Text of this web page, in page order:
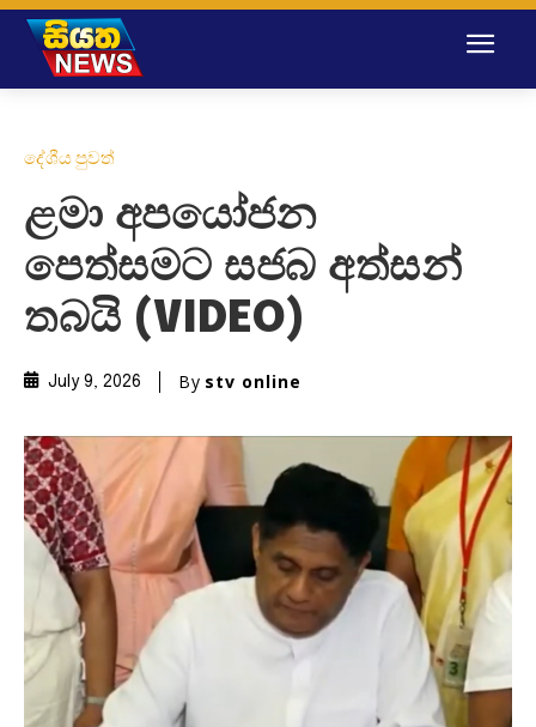
දේශීය පුවත්
ළමා අපයෝජන
පෙත්සමට සජබ අත්සන්
තබයි (VIDEO)
July 9, 2026 By stv online